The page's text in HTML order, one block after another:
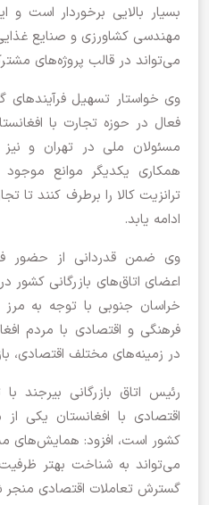
بسیار بالایی برخوردار است و
مهندسی کشاورزی و صنایع
می‌تواند در قالب پروژه‌های
وی خواستار تسهیل
فعال در حوزه تجارت با
مسئولان ملی در تهران و
همکاری یکدیگر موانع
ترانزیت کالا را برطرف کنند تا
ادامه یابد.
وی ضمن قدردانی از حضور
اعضای اتاق‌های بازرگانی کشور
خراسان جنوبی با توجه به
فرهنگی و اقتصادی با مردم
در زمینه‌های مختلف اقتصادی،
رئیس اتاق بازرگانی بیرجند
اقتصادی با افغانستان یکی
کشور است، افزود:
می‌تواند به شناخت بهتر
گسترش تعاملات اقتصادی منجر